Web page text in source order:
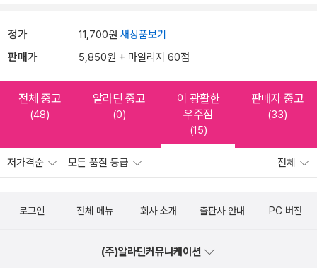
정가 11,700원 새상품보기
판매가 5,850원 + 마일리지 60점
전체 중고
(48)
알라딘 중고
(0)
이 광활한
우주점
(15)
판매자 중고
(33)
저가격순 모든 품질 등급 전체
로그인 전체 메뉴 회사 소개 출판사 안내 PC 버전
(주)알라딘커뮤니케이션